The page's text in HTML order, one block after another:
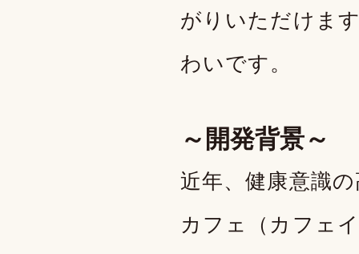
がりいただけま
わいです。
～開発背景～
近年、健康意識
カフェ（カフェ